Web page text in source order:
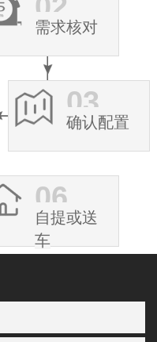
需求核对
03
确认配置
06
自提或送
车